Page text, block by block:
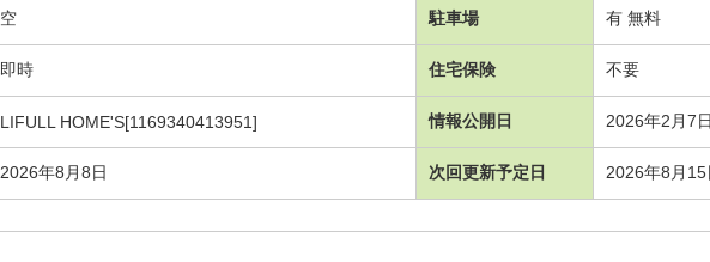
空 駐車場 有 無料
即時 住宅保険 不要
LIFULL HOME'S[1169340413951] 情報公開日 2026年2月7日
2026年8月8日 次回更新予定日 2026年8月15